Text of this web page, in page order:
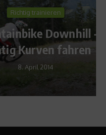
Downhill –
fahren